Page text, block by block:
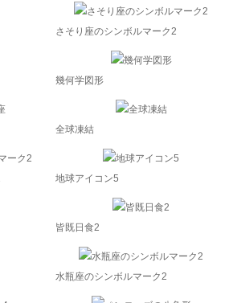
さそり座のシンボルマーク2
幾何学図形
全球凍結
地球アイコン5
皆既日食2
水瓶座のシンボルマーク2